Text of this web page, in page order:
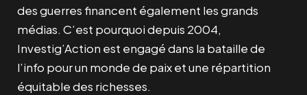
des guerres financent également les grands
médias. C’est pourquoi depuis 2004,
Investig’Action est engagé dans la bataille de
l’info pour un monde de paix et une répartition
équitable des richesses.